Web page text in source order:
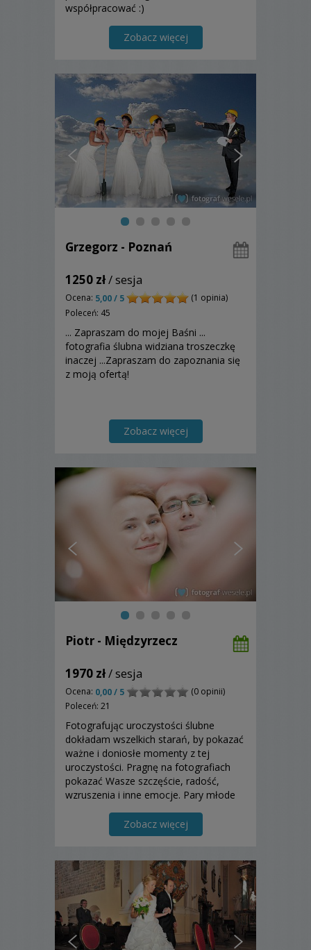
współpracować :)
Zobacz więcej
Grzegorz - Poznań
1250 zł/ sesja
Ocena: 5,00 / 5
(1 opinia)
Poleceń: 45
... Zapraszam do mojej Baśni ...
fotografia ślubna widziana troszeczkę
inaczej ...Zapraszam do zapoznania się
z moją ofertą!
Zobacz więcej
Piotr - Międzyrzecz
1970 zł/ sesja
Ocena: 0,00 / 5
(0 opinii)
Poleceń: 21
Fotografując uroczystości ślubne
dokładam wszelkich starań, by pokazać
ważne i doniosłe momenty z tej
uroczystości. Pragnę na fotografiach
pokazać Wasze szczęście, radość,
wzruszenia i inne emocje. Pary młode
niewidzialność mimo ciągłej obecności
przy nich. Zapraszam.
Zobacz więcej